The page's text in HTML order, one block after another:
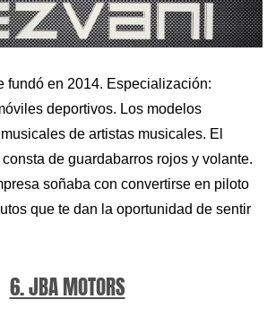
fundó en 2014. Especialización:
deportivos. Los modelos
de artistas musicales. El
de guardabarros rojos y volante.
soñaba con convertirse en piloto
que te dan la oportunidad de sentir
6. JBA MOTORS